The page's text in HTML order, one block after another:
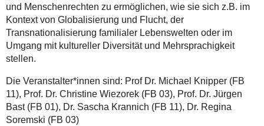
und Menschenrechten zu ermöglichen, wie sie sich z.B. im
Kontext von Globalisierung und Flucht, der
Transnationalisierung familialer Lebenswelten oder im
Umgang mit kultureller Diversität und Mehrsprachigkeit
stellen.
Die Veranstalter*innen sind: Prof Dr. Michael Knipper (FB
11), Prof. Dr. Christine Wiezorek (FB 03), Prof. Dr. Jürgen
Bast (FB 01), Dr. Sascha Krannich (FB 11), Dr. Regina
Soremski (FB 03)